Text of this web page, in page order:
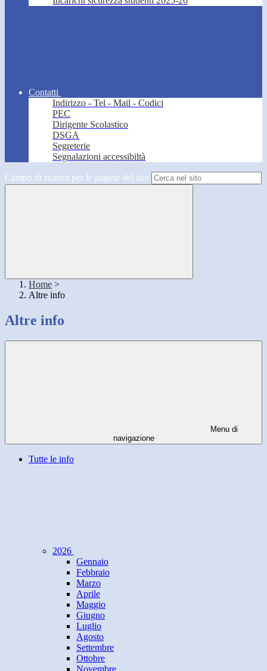
Contatti
Indirizzo - Tel - Mail - Codici
PEC
Dirigente Scolastico
DSGA
Segreterie
Segnalazioni accessibiltà
Campo di ricerca per le pagine del sito
Home >
Altre info
Altre info
Menu di
navigazione
Tutte le info
2026
Gennaio
Febbraio
Marzo
Aprile
Maggio
Giugno
Luglio
Agosto
Settembre
Ottobre